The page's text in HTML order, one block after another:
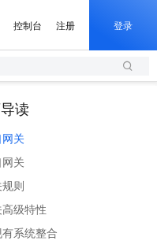
控制台 注册 登录
读
网关
关
则
级特性
系统整合
别与合成
Flash
服务（原SSL证书）
，呈现可信的WEB访问
生可编辑精美 PPT 文稿
, 轻松生成专业的 PPT
鲁游戏服务器
机服务器，轻松开启游戏
站式动画创作平台
高质量长漫剧
生产力的边界
Agent 创客手把手教你
OPC 创新助力计划
补贴，五大权
速 OPC 成功
作计划
伙伴赋能合作
计划
与认证